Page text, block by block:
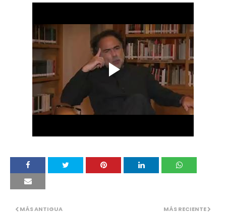
MÁS RECIENTE
MÁS ANTIGUA